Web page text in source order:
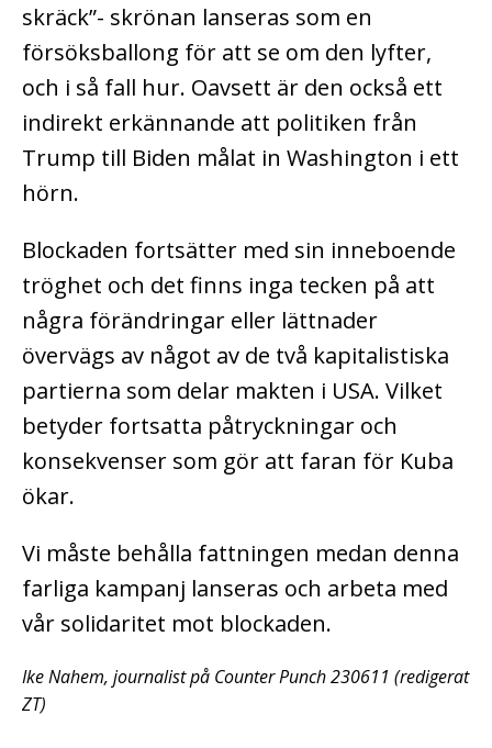
skräck”- skrönan lanseras som en
försöksballong för att se om den lyfter,
och i så fall hur. Oavsett är den också ett
indirekt erkännande att politiken från
Trump till Biden målat in Washington i ett
hörn.
Blockaden fortsätter med sin inneboende
tröghet och det finns inga tecken på att
några förändringar eller lättnader
övervägs av något av de två kapitalistiska
partierna som delar makten i USA. Vilket
betyder fortsatta påtryckningar och
konsekvenser som gör att faran för Kuba
ökar.
Vi måste behålla fattningen medan denna
farliga kampanj lanseras och arbeta med
vår solidaritet mot blockaden.
Ike Nahem, journalist på Counter Punch 230611 (redigerat
ZT)